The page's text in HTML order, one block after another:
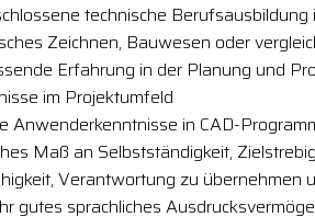
technische
Zeichnen, Bauwesen oder
Erfahrung in der Planung und
im Projektumfeld
Anwenderkenntnisse in CAD-
Maß an Selbstständigkeit,
Verantwortung zu
gutes sprachliches